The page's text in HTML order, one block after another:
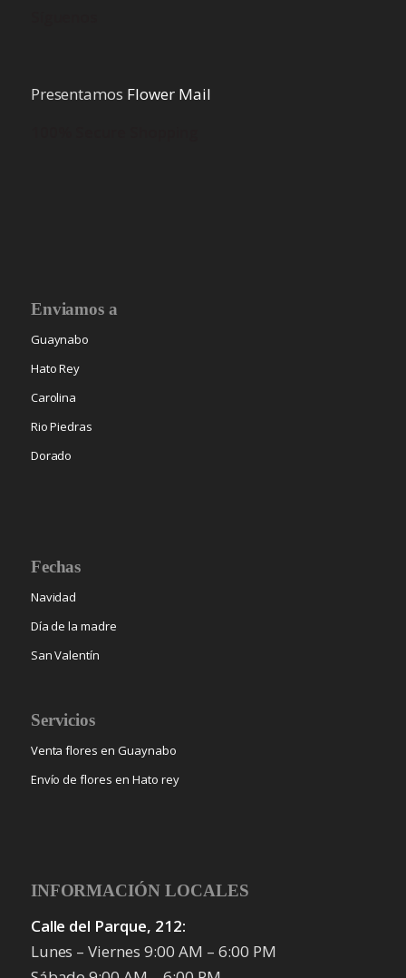
Presentamos Flower Mail
Enviamos a
Guaynabo
Hato Rey
Carolina
Rio Piedras
Dorado
Fechas
Navidad
Día de la madre
San Valentín
Servicios
Venta flores en Guaynabo
Envío de flores en Hato rey
INFORMACIÓN LOCALES
Calle del Parque, 212:
Lunes – Viernes 9:00 AM – 6:00 PM